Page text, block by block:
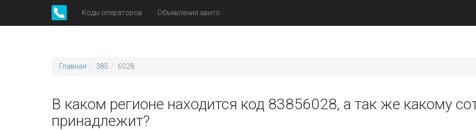
Коды операторов Объявления авито
Главная 385 6028
В каком регионе находится код 83856028, а так же какому
принадлежит?